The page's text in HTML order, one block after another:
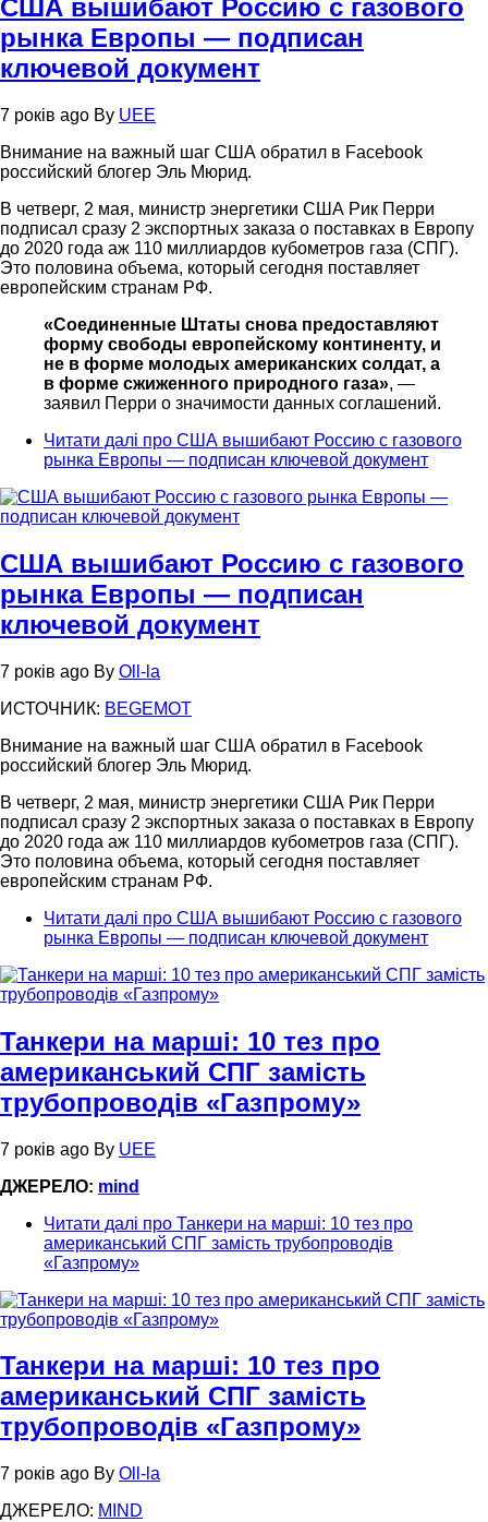
США вышибают Россию с газового
рынка Европы — подписан
ключевой документ
7 років ago By UEE
Внимание на важный шаг США обратил в Facebook
российский блогер Эль Мюрид.
В четверг, 2 мая, министр энергетики США Рик Перри
подписал сразу 2 экспортных заказа о поставках в Европу
до 2020 года аж 110 миллиардов кубометров газа (СПГ).
Это половина объема, который сегодня поставляет
европейским странам РФ.
«Соединенные Штаты снова предоставляют
форму свободы европейскому континенту, и
не в форме молодых американских солдат, а
в форме сжиженного природного газа», —
заявил Перри о значимости данных соглашений.
Читати далі про США вышибают Россию с газового
рынка Европы — подписан ключевой документ
США вышибают Россию с газового
рынка Европы — подписан
ключевой документ
7 років ago By Oll-la
ИСТОЧНИК: BEGEMOT
Внимание на важный шаг США обратил в Facebook
российский блогер Эль Мюрид.
В четверг, 2 мая, министр энергетики США Рик Перри
подписал сразу 2 экспортных заказа о поставках в Европу
до 2020 года аж 110 миллиардов кубометров газа (СПГ).
Это половина объема, который сегодня поставляет
европейским странам РФ.
Читати далі про США вышибают Россию с газового
рынка Европы — подписан ключевой документ
Танкери на марші: 10 тез про
американський СПГ замість
трубопроводів «Газпрому»
7 років ago By UEE
ДЖЕРЕЛО: mind
Читати далі про Танкери на марші: 10 тез про
американський СПГ замість трубопроводів
«Газпрому»
Танкери на марші: 10 тез про
американський СПГ замість
трубопроводів «Газпрому»
7 років ago By Oll-la
ДЖЕРЕЛО: MIND